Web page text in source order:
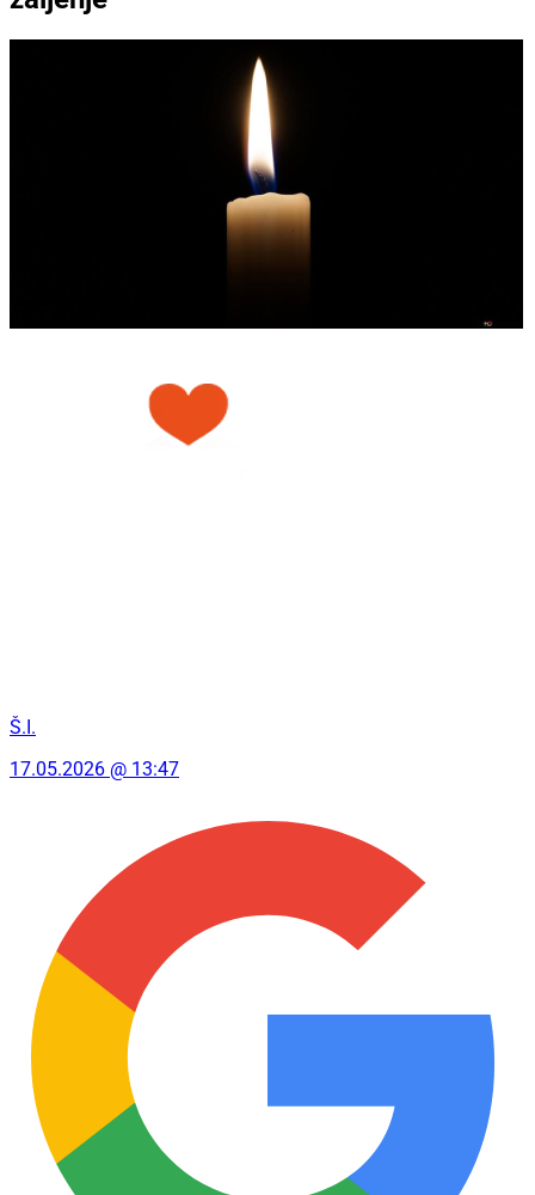
Š.I.
17.05.2026 @ 13:47